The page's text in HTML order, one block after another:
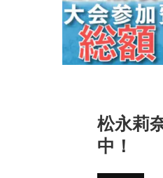
松永莉
中！